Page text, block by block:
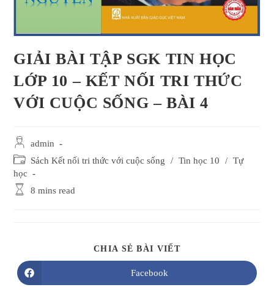
GIẢI BÀI TẬP SGK TIN HỌC
LỚP 10 – KẾT NỐI TRI THỨC
VỚI CUỘC SỐNG – BÀI 4
Post
author:
admin
Post
category:
Sách Kết nối tri thức với cuộc sống / Tin học 10 / Tự
học
Reading8 mins read
CHIA SẺ BÀI VIẾTSHARE
Opens
in
Facebook